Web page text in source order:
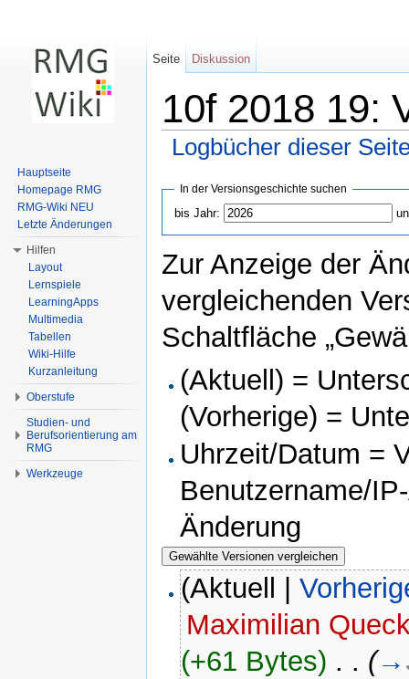
10f 2018 19:
Logbücher dieser
In der Versionsgeschichte suchen
bis Jahr:
Zur Anzeige der
vergleichenden
Schaltfläche
(Aktuell) =
(Vorherige) =
Uhrzeit/Datum =
Benutzername/
Änderung
(Aktuell |
Maximilian
(+61 Bytes) . . (→
Seite Diskussion
Hauptseite
Homepage RMG
RMG-Wiki NEU
Letzte Änderungen
Hilfen
Layout
Lernspiele
LearningApps
Multimedia
Tabellen
Wiki-Hilfe
Kurzanleitung
Oberstufe
Studien- und
Berufsorientierung am
RMG
Werkzeuge